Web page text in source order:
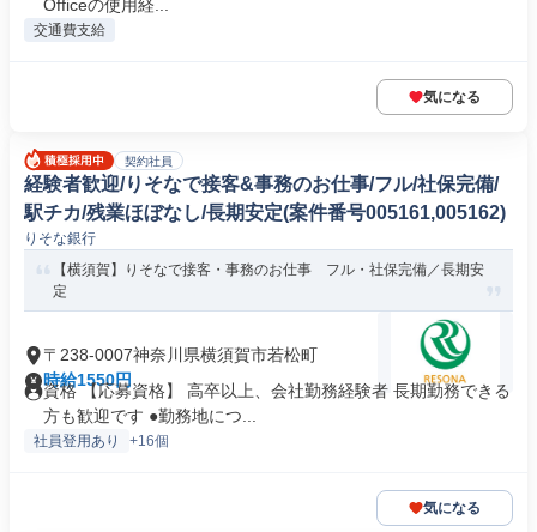
Officeの使用経...
交通費支給
気になる
契約社員
経験者歓迎/りそなで接客&事務のお仕事/フル/社保完備/
駅チカ/残業ほぼなし/長期安定(案件番号005161,005162)
りそな銀行
【横須賀】りそなで接客・事務のお仕事 フル・社保完備／長期安
定
〒238-0007神奈川県横須賀市若松町
時給1550円
資格 【応募資格】 高卒以上、会社勤務経験者 長期勤務できる
方も歓迎です ●勤務地につ...
社員登用あり +16個
気になる